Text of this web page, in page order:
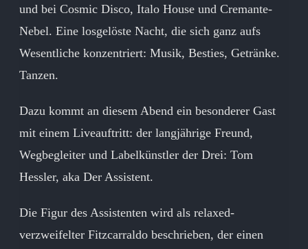
und bei Cosmic Disco, Italo House und Cremante-
Nebel. Eine losgelöste Nacht, die sich ganz aufs
Wesentliche konzentriert: Musik, Besties, Getränke.
Tanzen.
Dazu kommt an diesem Abend ein besonderer Gast
mit einem Liveauftritt: der langjährige Freund,
Wegbegleiter und Labelkünstler der Drei: Tom
Hessler, aka Der Assistent.
Die Figur des Assistenten wird als relaxed-
verzweifelter Fitzcarraldo beschrieben, der einen